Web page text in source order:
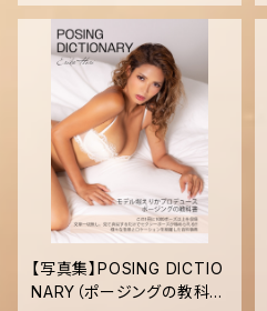
【写真集】POSING DICTIO
NARY（ポージングの教科